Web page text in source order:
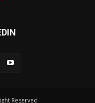
Reserved